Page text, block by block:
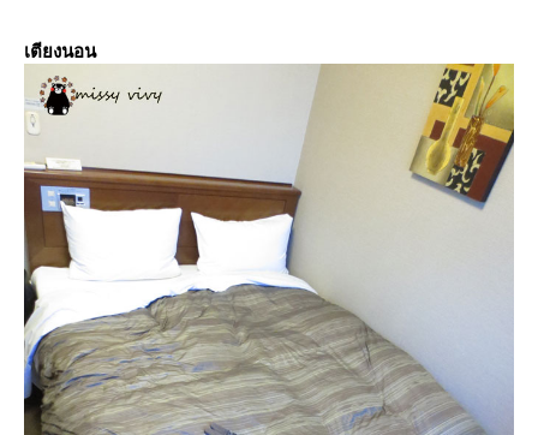
เตียงนอน